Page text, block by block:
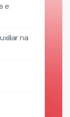
e
na